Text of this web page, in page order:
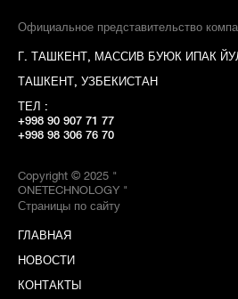
Официальное представительство
Г. ТАШКЕНТ, МАССИВ БУЮК ИПАК
ТАШКЕНТ, УЗБЕКИСТАН
ТЕЛ :
+998 90 907 71 77
+998 98 306 76 70
Copyright © 2025 "
ONETECHNOLOGY "
Страницы по сайту
ГЛАВНАЯ
НОВОСТИ
КОНТАКТЫ